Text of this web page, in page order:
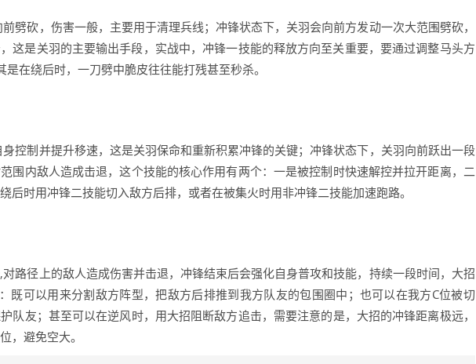
劈砍，伤害一般，主要用于清理兵线；冲锋状态下，关羽会向前方发动一次大范围劈砍，
这是关羽的主要输出手段，实战中，冲锋一技能的释放方向至关重要，要通过调整马头方
是在绕后时，一刀劈中脆皮往往能打残甚至秒杀。
控制并提升移速，这是关羽保命和重新积累冲锋的关键；冲锋状态下，关羽向前跃出一段
围内敌人造成击退，这个技能的核心作用有两个：一是被控制时快速解控并拉开距离，二
后时用冲锋二技能切入敌方后排，或者在被集火时用非冲锋二技能加速跑路。
路径上的敌人造成伤害并击退，冲锋结束后会强化自身普攻和技能，持续一段时间，大招
既可以用来分割敌方阵型，把敌方后排推到我方队友的包围圈中；也可以在我方C位被切
队友；甚至可以在逆风时，用大招阻断敌方追击，需要注意的是，大招的冲锋距离极远，
，避免空大。